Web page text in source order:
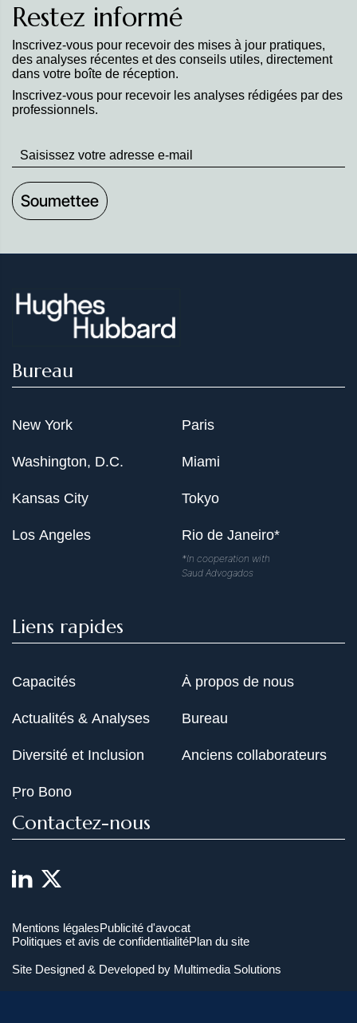
Restez informé
Inscrivez-vous pour recevoir des mises à jour pratiques,
des analyses récentes et des conseils utiles, directement
dans votre boîte de réception.
Inscrivez-vous pour recevoir les analyses rédigées par des
professionnels.
Stay
up
to
Date
Bureau
New York
Washington, D.C.
Kansas City
Los Angeles
Paris
Miami
Tokyo
Rio de Janeiro*
*In cooperation with
Saud Advogados
Liens rapides
Capacités
Actualités & Analyses
Diversité et Inclusion
Pro Bono
À propos de nous
Bureau
Anciens collaborateurs
Contactez-nous
Mentions légalesPublicité d'avocat
Politiques et avis de confidentialitéPlan du site
Site Designed & Developed by Multimedia Solutions